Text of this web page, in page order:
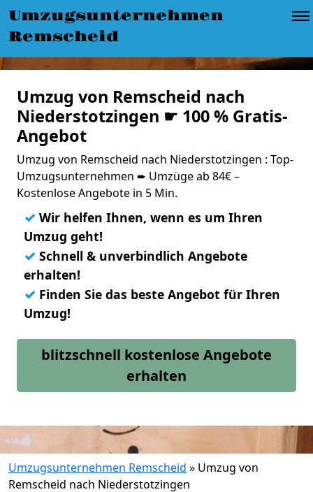
Umzugsunternehmen
Remscheid
Umzug von Remscheid nach
Niederstotzingen ☛ 100 % Gratis-
Angebot
Umzug von Remscheid nach Niederstotzingen : Top-
Umzugsunternehmen ➨ Umzüge ab 84€ –
Kostenlose Angebote in 5 Min.
✓ Wir helfen Ihnen, wenn es um Ihren
Umzug geht!
✓ Schnell & unverbindlich Angebote
erhalten!
✓ Finden Sie das beste Angebot für Ihren
Umzug!
blitzschnell kostenlose Angebote
erhalten
Umzugsunternehmen Remscheid » Umzug von
Remscheid nach Niederstotzingen